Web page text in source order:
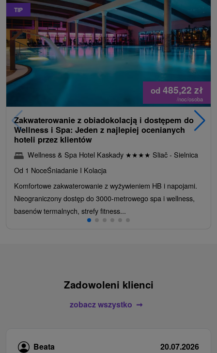
TIP
od 485,22 zł
/noc/osoba
Zakwaterowanie z obiadokolacją i dostępem do
Wellness i Spa: Jeden z najlepiej ocenianych
hoteli przez klientów
Wellness & Spa Hotel Kaskady ★★★★ Sliač - Sielnica
Od 1 NoceŚniadanie I Kolacja
Komfortowe zakwaterowanie z wyżywieniem HB i napojami.
Nieograniczony dostęp do 3000-metrowego spa i wellness,
basenów termalnych, strefy fitness...
Zadowoleni klienci
zobacz wszystko
Beata 20.07.2026